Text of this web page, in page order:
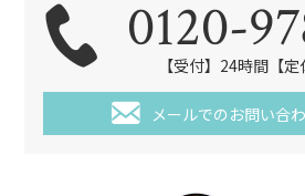
0120-
【受付】24時間【
メールでのお問い合